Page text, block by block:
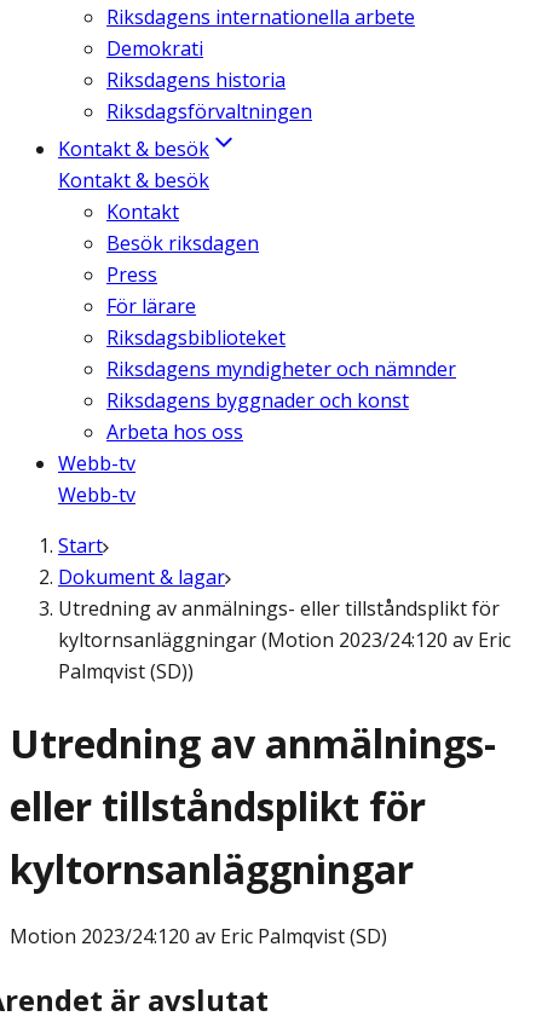
Riksdagens internationella arbete
Demokrati
Riksdagens historia
Riksdagsförvaltningen
Kontakt & besök
Kontakt & besök
Kontakt
Besök riksdagen
Press
För lärare
Riksdagsbiblioteket
Riksdagens myndigheter och nämnder
Riksdagens byggnader och konst
Arbeta hos oss
Webb-tv
Webb-tv
Start
Dokument & lagar
Utredning av anmälnings- eller tillståndsplikt för
kyltornsanläggningar (Motion 2023/24:120 av Eric
Palmqvist (SD))
Utredning av anmälnings-
eller tillståndsplikt för
kyltornsanläggningar
Motion 2023/24:120 av Eric Palmqvist (SD)
är avslutat